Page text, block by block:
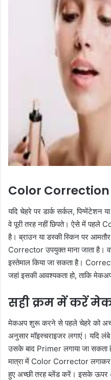
Color Correction
यदि चेहरे पर डार्क सर्कल, पिग्मेंटेशन
वे पूरी तरह नहीं छिपते। ऐसे में पहले
है। ब्राउन या डस्की स्किन पर
Corrector उपयुक्त माना जाता है।
इस्तेमाल किया जा सकता है।
जहां इसकी आवश्यकता हो, ताकि
सही क्रम में करें
मेकअप शुरू करने से पहले चेहरे को
अनुसार मॉइस्चराइजर लगाएं। यदि
उसके बाद Primer लगाया जा सकता
मात्रा में Color Corrector
हुए अच्छी तरह ब्लेंड करें। इसके ऊपर